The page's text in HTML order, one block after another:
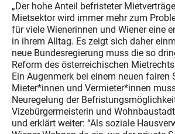
„Der hohe Anteil befristeter
Mietsektor wird immer mehr zum
für viele Wienerinnen und Wiener eine
in ihrem Alltag. Es zeigt sich daher
neue Bundesregierung muss die so
Reform des österreichischen
Ein Augenmerk bei einem neuen fairen
Mieter*innen und Vermieter*innen
Neuregelung der
Vizebürgermeisterin und
und erklärt weiter: “Als soziale